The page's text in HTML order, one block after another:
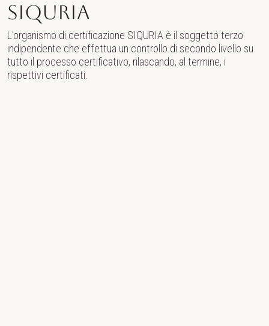
SIQURIA
L'organismo di certificazione SIQURIA è il soggetto terzo
indipendente che effettua un controllo di secondo livello su
tutto il processo certificativo, rilascando, al termine, i
rispettivi certificati.